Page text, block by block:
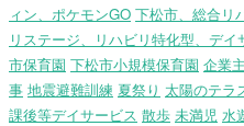
ィン、ポケモンGO 下松市、総合リ
リステージ、リハビリ特化型、デ
市保育園 下松市小規模保育園 企業
事 地震避難訓練 夏祭り 太陽のテラ
課後等デイサービス 散歩 未満児 水